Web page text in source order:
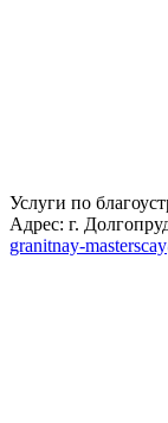
Услуги по
Адрес: г.
granitnay-